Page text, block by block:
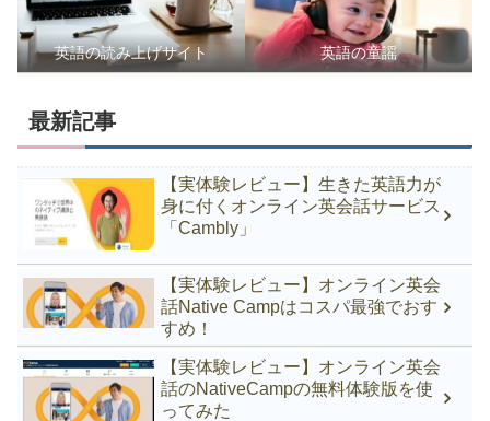
英語の読み上げサイト 英語の童謡
最新記事
【実体験レビュー】生きた英語力が
身に付くオンライン英会話サービス
「Cambly」
【実体験レビュー】オンライン英会
話Native Campはコスパ最強でおす
すめ！
【実体験レビュー】オンライン英会
話のNativeCampの無料体験版を使
ってみた